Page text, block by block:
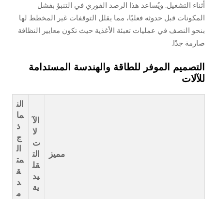
أثناء التشغيل. ويُساعد هذا الرصد الفوري في التنبؤ بفشل
المكونات قبل حدوثه فعليًا، مما يقلل التوقفات غير المخطط لها
بنحو النصف في عمليات تعبئة الأغذية حيث تكون معايير النظافة
صارمة جدًا.
التصميم الموفر للطاقة والهندسة المستدامة
للآلات
مميز
الآ
لا
ت
الت
قل
يد
ية
الن
ما
ذ
ج
ال
مت
ق
د
م